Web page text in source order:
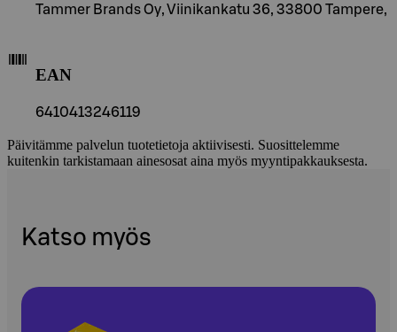
Tammer Brands Oy, Viinikankatu 36, 33800 Tampere,
EAN
6410413246119
Päivitämme palvelun tuotetietoja aktiivisesti. Suosittelemme
kuitenkin tarkistamaan ainesosat aina myös myyntipakkauksesta.
Katso myös